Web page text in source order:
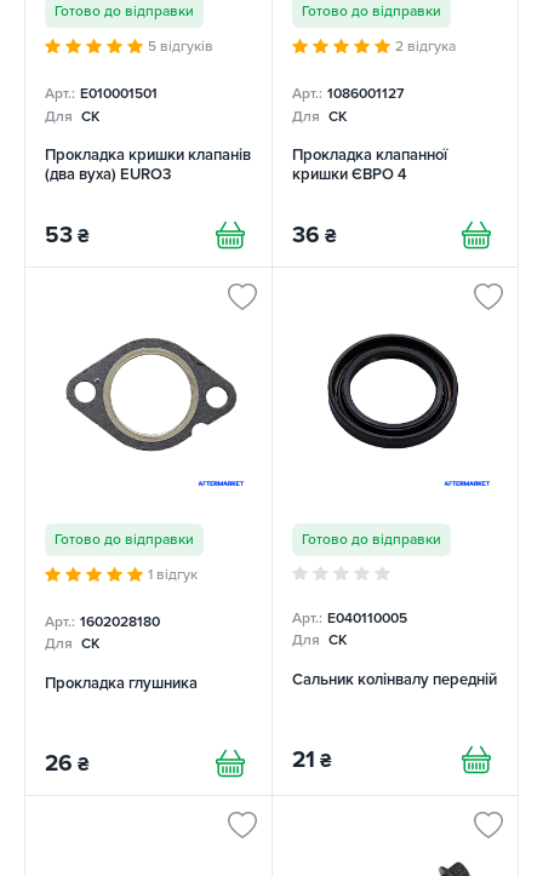
Готово до відправки
5 відгуків
Арт.: E010001501
Для CK
Прокладка кришки клапанів
(два вуха) EURO3
53 ₴
Готово до відправки
2 відгука
Арт.: 1086001127
Для CK
Прокладка клапанної
кришки ЄВРО 4
36 ₴
Готово до відправки
1 відгук
Арт.: 1602028180
Для CK
Прокладка глушника
26 ₴
Готово до відправки
Арт.: E040110005
Для CK
Сальник колінвалу передній
21 ₴